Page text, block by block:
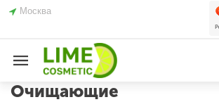
Москва
Очищающие